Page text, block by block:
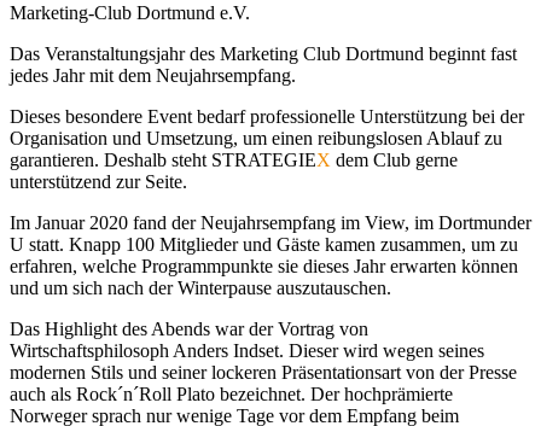
Marketing-Club Dortmund e.V.
Das Veranstaltungsjahr des Marketing Club Dortmund beginnt fast
jedes Jahr mit dem Neujahrsempfang.
Dieses besondere Event bedarf professionelle Unterstützung bei der
Organisation und Umsetzung, um einen reibungslosen Ablauf zu
garantieren. Deshalb steht STRATEGIEX dem Club gerne
unterstützend zur Seite.
Im Januar 2020 fand der Neujahrsempfang im View, im Dortmunder
U statt. Knapp 100 Mitglieder und Gäste kamen zusammen, um zu
erfahren, welche Programmpunkte sie dieses Jahr erwarten können
und um sich nach der Winterpause auszutauschen.
Das Highlight des Abends war der Vortrag von
Wirtschaftsphilosoph Anders Indset. Dieser wird wegen seines
modernen Stils und seiner lockeren Präsentationsart von der Presse
auch als Rock´n´Roll Plato bezeichnet. Der hochprämierte
Norweger sprach nur wenige Tage vor dem Empfang beim